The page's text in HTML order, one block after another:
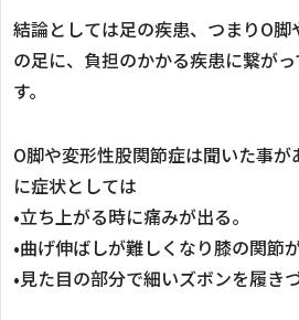
結論としては足の疾患、つまりO脚
の足に、負担のかかる疾患に繋が
す。
O脚や変形性股関節症は聞いた事
に症状としては
•立ち上がる時に痛みが出る。
•曲げ伸ばしが難しくなり膝の関節
•見た目の部分で細いズボンを履き